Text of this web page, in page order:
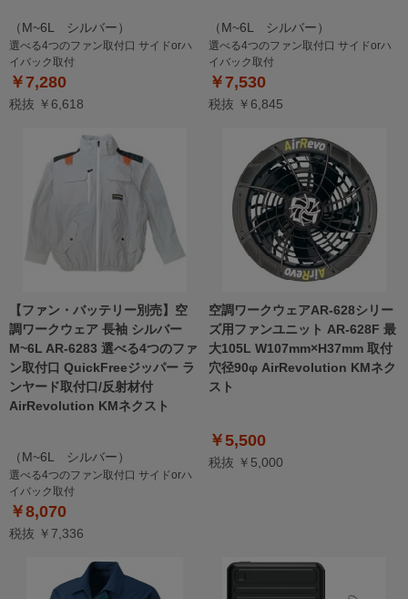
（M~6L シルバー）
選べる4つのファン取付口 サイドorハ
イバック取付
￥7,280
税抜 ￥6,618
（M~6L シルバー）
選べる4つのファン取付口 サイドorハ
イバック取付
￥7,530
税抜 ￥6,845
【ファン・バッテリー別売】空
調ワークウェア 長袖 シルバー
M~6L AR-6283 選べる4つのファ
ン取付口 QuickFreeジッパー ラ
ンヤード取付口/反射材付
AirRevolution KMネクスト
（M~6L シルバー）
選べる4つのファン取付口 サイドorハ
イバック取付
￥8,070
税抜 ￥7,336
空調ワークウェアAR-628シリー
ズ用ファンユニット AR-628F 最
大105L W107mm×H37mm 取付
穴径90φ AirRevolution KMネク
スト
￥5,500
税抜 ￥5,000